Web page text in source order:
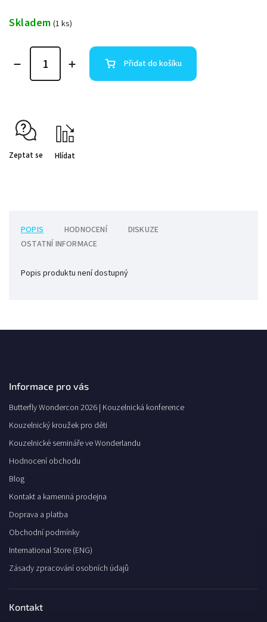
Skladem (1 ks)
Přidat do košíku
Zeptat se Hlídat
POPIS HODNOCENÍ
DISKUZE
OSTATNÍ INFORMACE
Popis produktu není dostupný
Informace pro vás
Butterfly Wondercon 2026 | Kouzelnická konference
Kouzelnický kroužek pro děti
Kouzelnické semináře ve Wonderlandu
Hodnocení obchodu
Blog
Kontakt a kamenná prodejna
Doprava a platba
Obchodní podmínky
International Store (ENG)
Zásady zpracování osobních údajů
Kontakt